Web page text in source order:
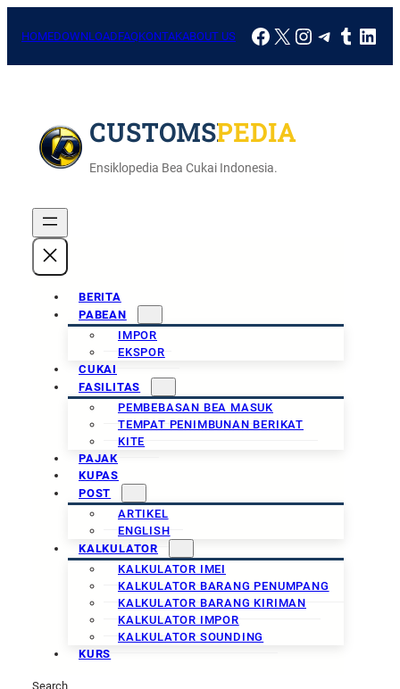
HOMEDOWNLOADFAQKONTAKABOUT US Facebook
X Instagram
Tumblr
CUSTOMSPEDIA
Ensiklopedia Bea Cukai Indonesia.
BERITA
PABEAN
IMPOR
EKSPOR
CUKAI
FASILITAS
PEMBEBASAN BEA MASUK
TEMPAT PENIMBUNAN BERIKAT
KITE
PAJAK
KUPAS
POST
ARTIKEL
ENGLISH
KALKULATOR
KALKULATOR IMEI
KALKULATOR BARANG PENUMPANG
KALKULATOR BARANG KIRIMAN
KALKULATOR IMPOR
KALKULATOR SOUNDING
KURS
Search